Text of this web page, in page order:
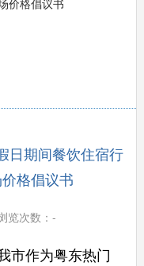
日期间餐饮住宿行
格倡议书
览次数：-
作为粤东热门